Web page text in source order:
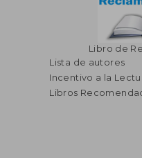
Libro de
Lista de autores
Incentivo a la
Libros